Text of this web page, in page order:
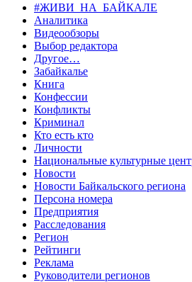
#ЖИВИ_НА_БАЙКАЛЕ
Аналитика
Видеообзоры
Выбор редактора
Другое…
Забайкалье
Книга
Конфессии
Конфликты
Криминал
Кто есть кто
Личности
Национальные культурные
Новости
Новости Байкальского региона
Персона номера
Предприятия
Расследования
Регион
Рейтинги
Реклама
Руководители регионов